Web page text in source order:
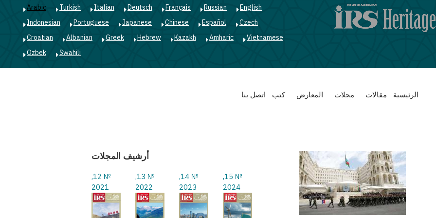
English
Russian
Français
Deutsch
Italian
Turkish
Arabic
Czech
Español
Chinese
Japanese
Portuguese
Indonesian
Vietnamese
Amharic
Kazakh
Hebrew
Greek
Albanian
Croatian
Swahili
Ozbek
Main
navigation
الرئيسية مقالات مجلات المعارض كتب اتصل بنا
أرشيف المجلات
№ 15,
2024
№ 14,
2023
№ 13,
2022
№ 12,
2021